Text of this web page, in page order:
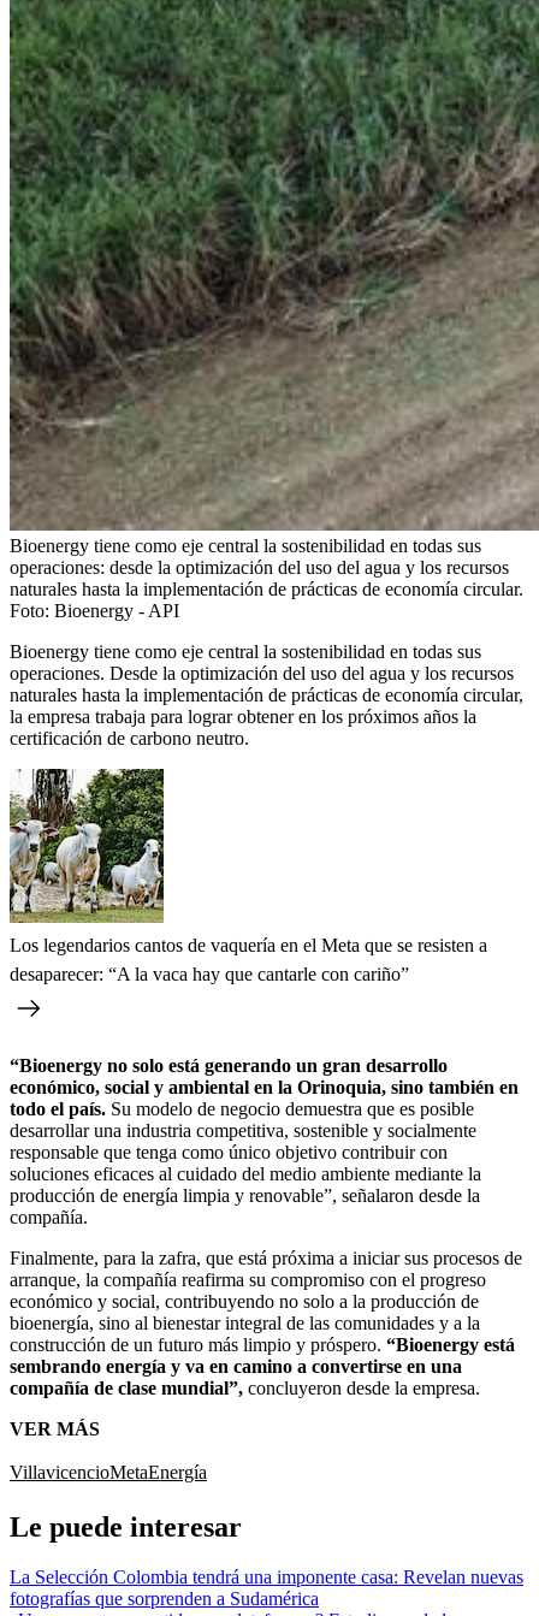
Bioenergy tiene como eje central la sostenibilidad en todas sus
operaciones: desde la optimización del uso del agua y los recursos
naturales hasta la implementación de prácticas de economía circular.
Foto: Bioenergy - API
Bioenergy tiene como eje central la sostenibilidad en todas sus
operaciones. Desde la optimización del uso del agua y los recursos
naturales hasta la implementación de prácticas de economía circular,
la empresa trabaja para lograr obtener en los próximos años la
certificación de carbono neutro.
Los legendarios cantos de vaquería en el Meta que se resisten a
desaparecer: “A la vaca hay que cantarle con cariño”
“Bioenergy no solo está generando un gran desarrollo
económico, social y ambiental en la Orinoquia, sino también en
todo el país. Su modelo de negocio demuestra que es posible
desarrollar una industria competitiva, sostenible y socialmente
responsable que tenga como único objetivo contribuir con
soluciones eficaces al cuidado del medio ambiente mediante la
producción de energía limpia y renovable”, señalaron desde la
compañía.
Finalmente, para la zafra, que está próxima a iniciar sus procesos de
arranque, la compañía reafirma su compromiso con el progreso
económico y social, contribuyendo no solo a la producción de
bioenergía, sino al bienestar integral de las comunidades y a la
construcción de un futuro más limpio y próspero. “Bioenergy está
sembrando energía y va en camino a convertirse en una
compañía de clase mundial”, concluyeron desde la empresa.
VER MÁS
VillavicencioMetaEnergía
Le puede interesar
La Selección Colombia tendrá una imponente casa: Revelan nuevas
fotografías que sorprenden a Sudamérica